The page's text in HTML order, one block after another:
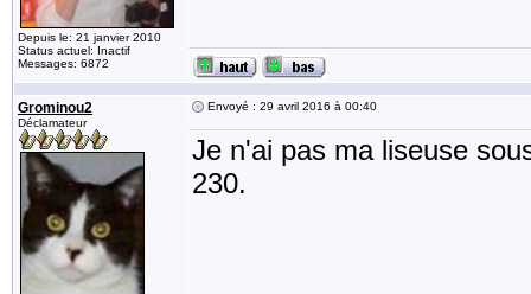
Depuis le: 21 janvier 2010
Status actuel: Inactif
Messages: 6872
Grominou2
Déclamateur
Envoyé : 29 avril 2016 à 00:40
Je n'ai pas ma liseuse
230.